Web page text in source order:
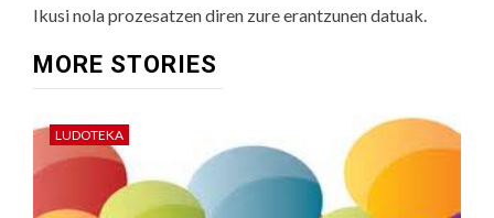
Ikusi nola prozesatzen diren zure erantzunen datuak.
MORE STORIES
LUDOTEKA